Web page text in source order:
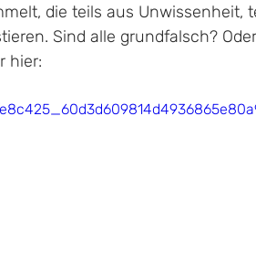
die teils aus Unwissenheit,
Sind alle grundfalsch?
hier: